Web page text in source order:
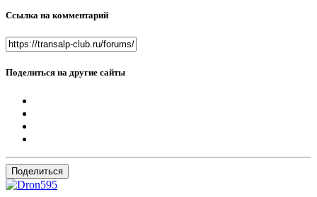
Ссылка на комментарий
Поделиться на другие сайты
Поделиться